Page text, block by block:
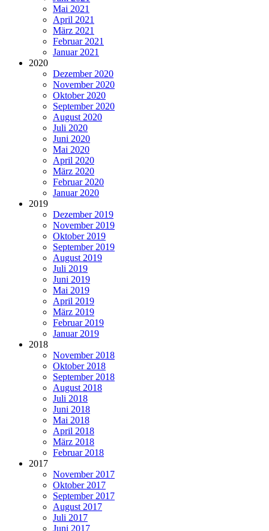
Mai 2021
April 2021
März 2021
Februar 2021
Januar 2021
2020
Dezember 2020
November 2020
Oktober 2020
September 2020
August 2020
Juli 2020
Juni 2020
Mai 2020
April 2020
März 2020
Februar 2020
Januar 2020
2019
Dezember 2019
November 2019
Oktober 2019
September 2019
August 2019
Juli 2019
Juni 2019
Mai 2019
April 2019
März 2019
Februar 2019
Januar 2019
2018
November 2018
Oktober 2018
September 2018
August 2018
Juli 2018
Juni 2018
Mai 2018
April 2018
März 2018
Februar 2018
2017
November 2017
Oktober 2017
September 2017
August 2017
Juli 2017
Juni 2017